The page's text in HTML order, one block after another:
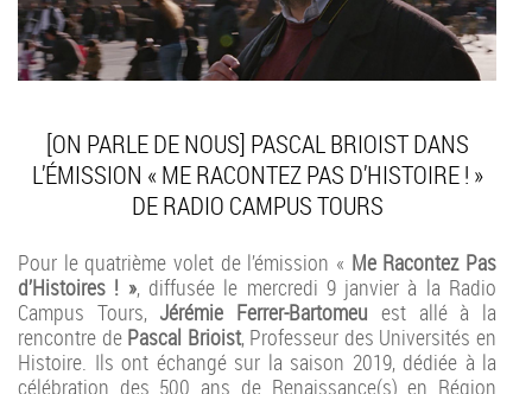
[ON PARLE DE NOUS] PASCAL BRIOIST DANS
L’ÉMISSION « ME RACONTEZ PAS D’HISTOIRE ! »
DE RADIO CAMPUS TOURS
Pour le quatrième volet de l’émission « Me Racontez Pas
d’Histoires ! », diffusée le mercredi 9 janvier à la Radio
Campus Tours, Jérémie Ferrer-Bartomeu est allé à la
rencontre de Pascal Brioist, Professeur des Universités en
Histoire. Ils ont échangé sur la saison 2019, dédiée à la
célébration des 500 ans de Renaissance(s) en Région